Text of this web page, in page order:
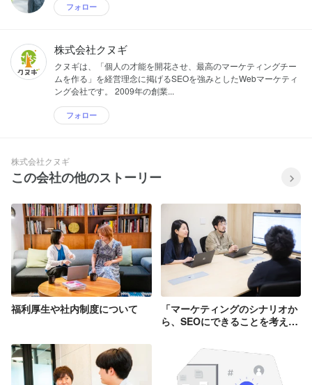
フォロー
株式会社クヌギ
クヌギは、「個人の才能を開花させ、最高のマーケティングチー
ムを作る」を経営理念に掲げるSEOを強みとしたWebマーケティ
ング会社です。 2009年の創業...
フォロー
株式会社クヌギ
この会社の他のストーリー
福利厚生や社内制度について
「マーケティングのシナリオか
ら、SEOにできることを考え続
SEOコンサルタントを目指す。